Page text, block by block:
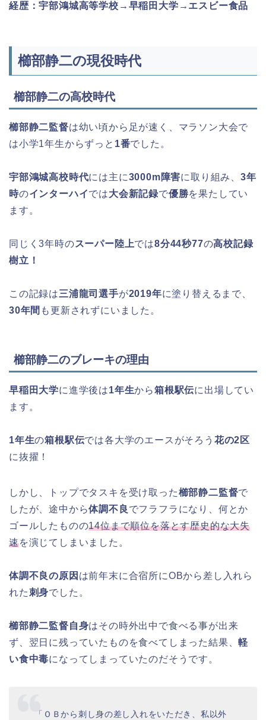
経歴：宇部鴻城高等学校→早稲田大学→エスビー食品
櫛部静二の現役時代
櫛部静二の高校時代
櫛部静二監督は幼い頃から足が速く、マラソン大会で
は小学1年生からずっと 1番でした。
宇部鴻城高校時代には主に3000m障害に取り組み、3年
時のインターハイでは大会新記録で優勝を果たしてい
ます。
同じく3年時のスーパー陸上では8分44秒77の高校記録
樹立！
この記録は三浦龍司選手が2019年に塗り替えるまで、
30年間 も更新されずにいました。
櫛部静二のブレーキの理由
早稲田大学に進学後は1年生から箱根駅伝に出場してい
ます。
1年生の箱根駅伝では各大学のエースがそろう 花の2区
に抜擢！
しかし、トップでタスキを受け取った櫛部静二監督で
したが、途中から体調不良 でフラフラになり、何とか
ゴールしたものの14位まで順位を落とす歴史的な大失
速を演じてしまいました。
体調不良の原因 は前年末に合宿所にOBから差し入れら
れた刺身でした。
櫛部静二監督自身はその時外出中で食べる事が出来
ず、翌日に残っていたものを食べてしまった結果、軽
い食中毒になってしまっていたのだそうです。
「ＯＢから刺し身の差し入れをいただき、私以外